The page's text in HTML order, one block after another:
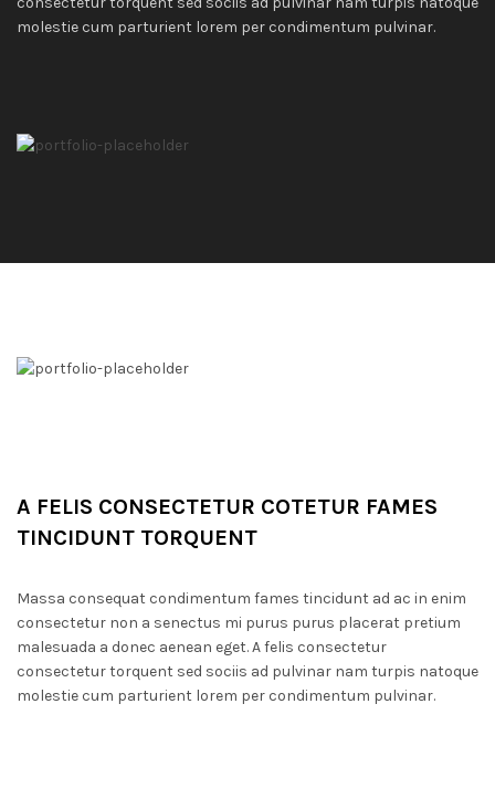
molestie cum parturient lorem per condimentum pulvinar.
A FELIS CONSECTETUR COTETUR FAMES
TINCIDUNT TORQUENT
Massa consequat condimentum fames tincidunt ad ac in enim
consectetur non a senectus mi purus purus placerat pretium
malesuada a donec aenean eget. A felis consectetur
consectetur torquent sed sociis ad pulvinar nam turpis natoque
molestie cum parturient lorem per condimentum pulvinar.